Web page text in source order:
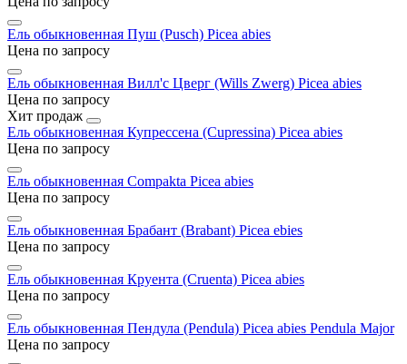
Ель обыкновенная Пуш (Pusch) Picea abies
Цена по запросу
Ель обыкновенная Вилл'с Цверг (Wills Zwerg) Picea abies
Цена по запросу
Хит продаж
Ель обыкновенная Купрессена (Cupressina) Picea abies
Цена по запросу
Ель обыкновенная Compakta Picea abies
Цена по запросу
Ель обыкновенная Брабант (Brabant) Picea ebies
Цена по запросу
Ель обыкновенная Круента (Cruenta) Picea abies
Цена по запросу
Ель обыкновенная Пендула (Pendula) Picea abies Pendula Major
Цена по запросу